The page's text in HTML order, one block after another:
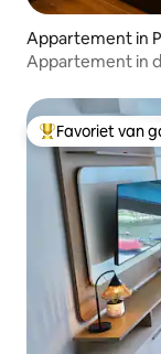
Appartement in
Appartement in
Topfavoriet van
Favoriet van